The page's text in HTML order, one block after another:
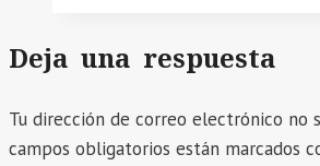
Deja una respuesta
Tu dirección de correo electrónico no
campos obligatorios están marcados